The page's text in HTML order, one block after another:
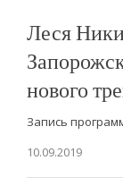
Леся
нового
Запись
10.09.2019